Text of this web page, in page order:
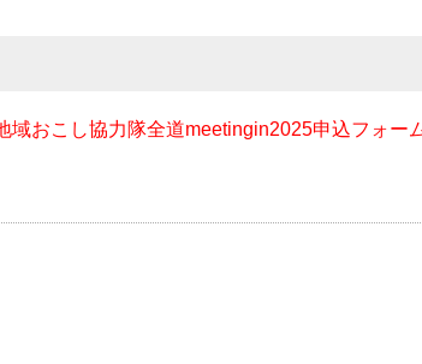
おこし協力隊全道meetingin2025申込フォー